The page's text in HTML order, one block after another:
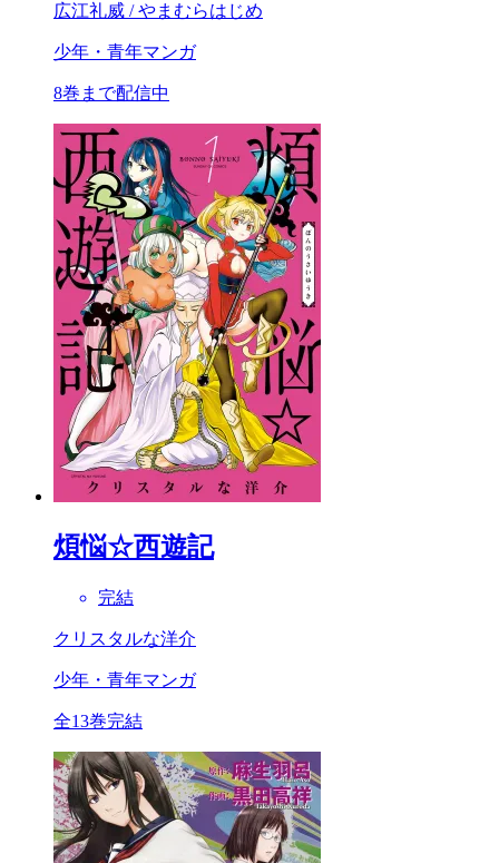
広江礼威 / やまむらはじめ
少年・青年マンガ
8巻まで配信中
煩悩☆西遊記
完結
クリスタルな洋介
少年・青年マンガ
全13巻完結